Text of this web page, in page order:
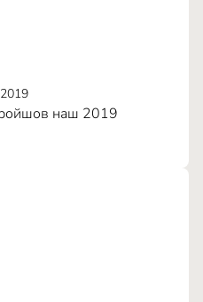
наш 2019